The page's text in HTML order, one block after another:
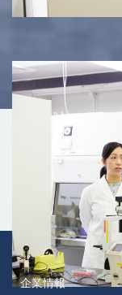
企業情報